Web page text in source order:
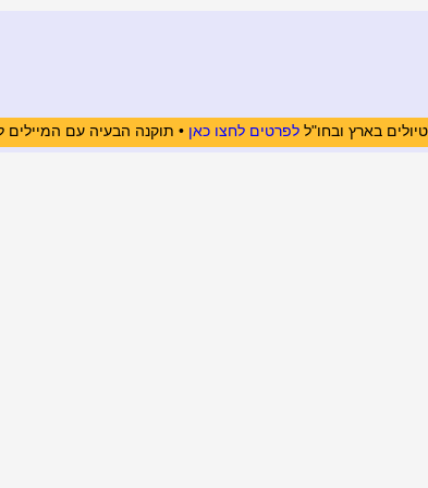
בארץ ובחו"ללפרטים לחצו כאן • תוקנה הבעיה עם